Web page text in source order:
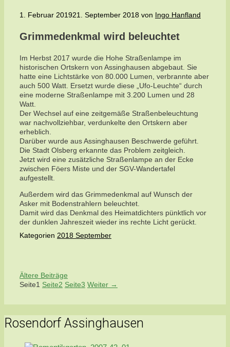
1. Februar 201921. September 2018 von Ingo Hanfland
Grimmedenkmal wird beleuchtet
Im Herbst 2017 wurde die Hohe Straßenlampe im
historischen Ortskern von Assinghausen abgebaut. Sie
hatte eine Lichtstärke von 80.000 Lumen, verbrannte aber
auch 500 Watt. Ersetzt wurde diese „Ufo-Leuchte“ durch
eine moderne Straßenlampe mit 3.200 Lumen und 28
Watt.
Der Wechsel auf eine zeitgemäße Straßenbeleuchtung
war nachvollziehbar, verdunkelte den Ortskern aber
erheblich.
Darüber wurde aus Assinghausen Beschwerde geführt.
Die Stadt Olsberg erkannte das Problem zeitgleich.
Jetzt wird eine zusätzliche Straßenlampe an der Ecke
zwischen Föers Miste und der SGV-Wandertafel
aufgestellt.
Außerdem wird das Grimmedenkmal auf Wunsch der
Asker mit Bodenstrahlern beleuchtet.
Damit wird das Denkmal des Heimatdichters pünktlich vor
der dunklen Jahreszeit wieder ins rechte Licht gerückt.
Kategorien 2018 September
Ältere Beiträge
Seite1 Seite2 Seite3 Weiter →
Rosendorf Assinghausen